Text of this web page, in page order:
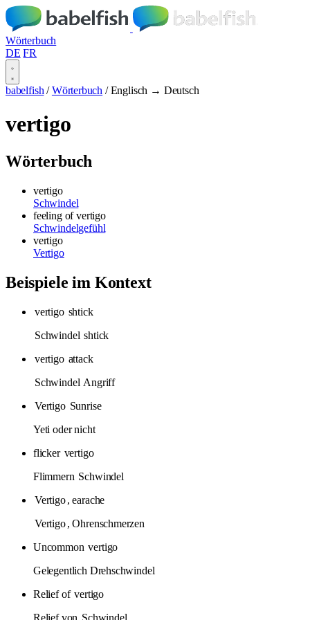
Wörterbuch
DE FR
babelfish / Wörterbuch / Englisch → Deutsch
vertigo
Wörterbuch
vertigo
Schwindel
feeling of vertigo
Schwindelgefühl
vertigo
Vertigo
Beispiele im Kontext
vertigo shtick
Schwindel shtick
vertigo attack
Schwindel Angriff
Vertigo Sunrise
Yeti oder nicht
flicker vertigo
Flimmern Schwindel
Vertigo, earache
Vertigo, Ohrenschmerzen
Uncommon vertigo
Gelegentlich Drehschwindel
Relief of vertigo
Relief von Schwindel